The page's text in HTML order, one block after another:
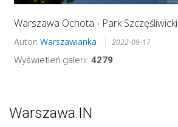
Warszawa Ochota - Park Szczęśliwicki
Autor: Warszawianka 2022-09-17
Wyświetleń galerii: 4279
Warszawa.IN